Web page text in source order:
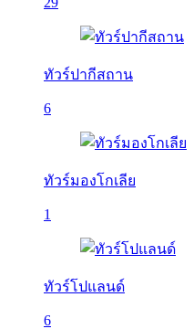
ทัวร์ปากีสถาน
6
ทัวร์มองโกเลีย
1
ทัวร์โปแลนด์
6